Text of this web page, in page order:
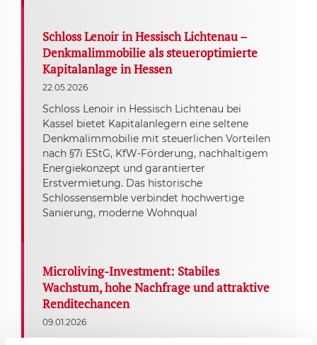
Schloss Lenoir in Hessisch Lichtenau –
Denkmalimmobilie als steueroptimierte
Kapitalanlage in Hessen
22.05.2026
Schloss Lenoir in Hessisch Lichtenau bei
Kassel bietet Kapitalanlegern eine seltene
Denkmalimmobilie mit steuerlichen Vorteilen
nach §7i EStG, KfW-Förderung, nachhaltigem
Energiekonzept und garantierter
Erstvermietung. Das historische
Schlossensemble verbindet hochwertige
Sanierung, moderne Wohnqual
Microliving-Investment: Stabiles
Wachstum, hohe Nachfrage und attraktive
Renditechancen
09.01.2026